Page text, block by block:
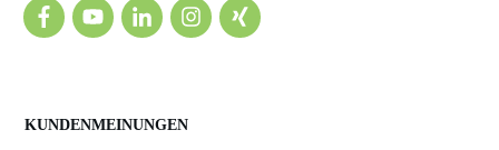
KUNDENMEINUNGEN